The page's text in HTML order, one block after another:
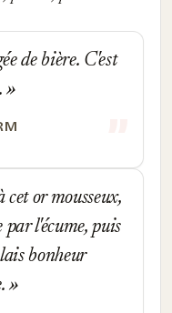
de bière. C'est
or mousseux,
l'écume, puis
bonheur